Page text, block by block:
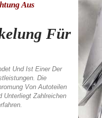
Aus
Für
Und Ist Einer Der
Die
Von Autoteilen
Unterliegt Zahlreichen